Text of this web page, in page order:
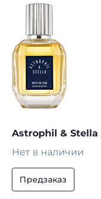
Astrophil & Stella
Нет в наличии
Предзаказ